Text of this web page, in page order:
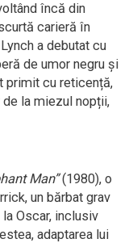
încă din
carieră în
a debutat cu
de umor negru și
primit cu reticență,
la miezul nopții,
Man”(1980), o
un bărbat grav
Oscar, inclusiv
adaptarea lui